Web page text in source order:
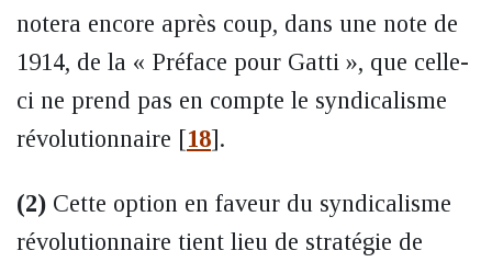
notera encore après coup, dans une note de
1914, de la « Préface pour Gatti », que celle-
ci ne prend pas en compte le syndicalisme
révolutionnaire [18].
(2) Cette option en faveur du syndicalisme
révolutionnaire tient lieu de stratégie de